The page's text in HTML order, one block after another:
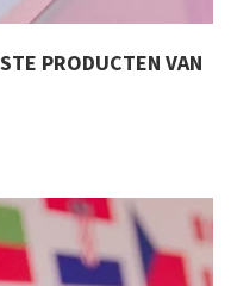
PRODUCTEN VAN